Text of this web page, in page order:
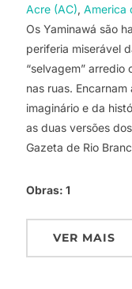
Acre (AC) America
Os Yaminawá são
periferia miserável
“selvagem” arredio
nas ruas.
imaginário e da
as duas versões
Gazeta de Rio
Obras: 1
VER MAIS